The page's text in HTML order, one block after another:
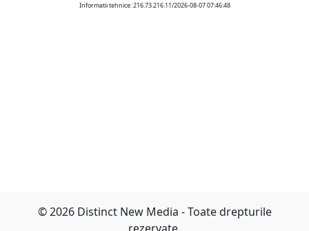
Informatii tehnice: 216.73.216.11/2026-08-07 07:46:48
© 2026 Distinct New Media - Toate drepturile